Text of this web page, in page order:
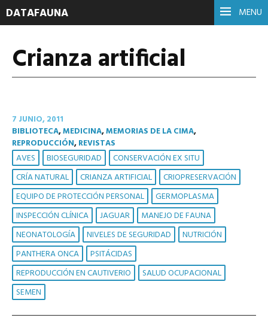
MENU
DATAFAUNA
Crianza artificial
7 JUNIO, 2011
BIBLIOTECA,MEDICINA,MEMORIAS DE LA CIMA,
REPRODUCCIÓN,REVISTAS
AVES BIOSEGURIDAD
CONSERVACIÓN EX SITU
CRÍA NATURAL
CRIANZA ARTIFICIAL
CRIOPRESERVACIÓN
EQUIPO DE PROTECCIÓN PERSONAL
GERMOPLASMA
INSPECCIÓN CLÍNICA
JAGUAR
MANEJO DE FAUNA
NEONATOLOGÍA
NIVELES DE SEGURIDAD
NUTRICIÓN
PANTHERA ONCA
PSITÁCIDAS
REPRODUCCIÓN EN CAUTIVERIO
SALUD OCUPACIONAL
SEMEN